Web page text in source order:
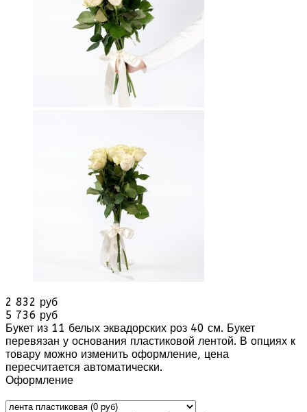
2 832 руб
5 736 руб
Букет из 11 белых эквадорских роз 40 см. Букет
перевязан у основания пластиковой лентой. В опциях к
товару можно изменить оформление, цена
пересчитается автоматически.
Оформление